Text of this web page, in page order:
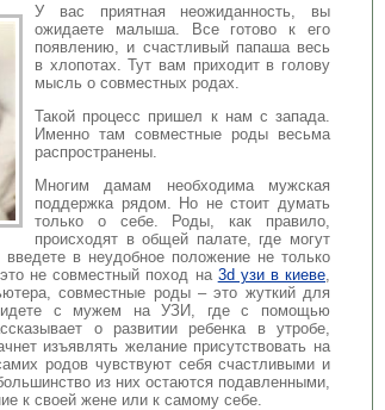
У вас приятная неожиданность, вы
ожидаете малыша. Все готово к его
появлению, и счастливый папаша весь
в хлопотах. Тут вам приходит в голову
мысль о совместных родах.
Такой процесс пришел к нам с запада.
Именно там совместные роды весьма
распространены.
Многим дамам необходима мужская
поддержка рядом. Но не стоит думать
только о себе. Роды, как правило,
происходят в общей палате, где могут
в неудобное положение не только
не совместный поход на 3d узи в киеве
совместные роды – это жуткий для
идете с мужем на УЗИ, где с помощью
о развитии ребенка в утробе,
изъявлять желание присутствовать на
родов чувствуют себя счастливыми и
из них остаются подавленными,
к своей жене или к самому себе.